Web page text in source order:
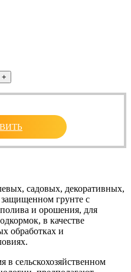
+
садовых, декоративных,
грунте с
и орошения, для
в качестве
обработках и
сельскохозяйственном